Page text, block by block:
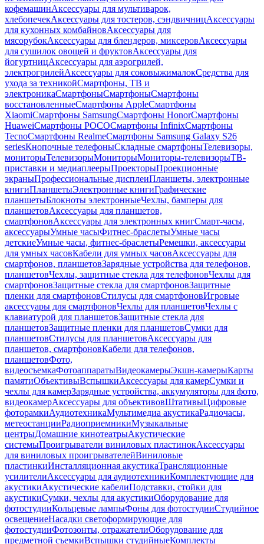
кофемашинАксессуары для мультиварок,
хлебопечекАксессуары для тостеров, сэндвичницАксессуары
для кухонных комбайновАксессуары для
мясорубокАксессуары для блендеров, миксеровАксессуары
для сушилок овощей и фруктовАксессуары для
йогуртницАксессуары для аэрогрилей,
электрогрилейАксессуары для соковыжималокСредства для
ухода за техникойСмартфоны, ТВ и
электроникаСмартфоныСмартфоныСмартфоны
восстановленныеСмартфоны AppleСмартфоны
XiaomiСмартфоны SamsungСмартфоны HonorСмартфоны
HuaweiСмартфоны POCOСмартфоны InfinixСмартфоны
TecnoСмартфоны RealmeСмартфоны Samsung Galaxy S26
seriesКнопочные телефоныСкладные смартфоныТелевизоры,
мониторыТелевизорыМониторыМониторы-телевизорыТВ-
приставки и медиаплеерыПроекторыПроекционные
экраныПрофессиональные дисплеиПланшеты, электронные
книгиПланшетыЭлектронные книгиГрафические
планшетыБлокноты электронныеЧехлы, бамперы для
планшетовАксессуары для планшетов,
смартфоновАксессуары для электронных книгСмарт-часы,
аксессуарыУмные часыФитнес-браслетыУмные часы
детскиеУмные часы, фитнес-браслетыРемешки, аксессуары
для умных часовКабели для умных часовАксессуары для
смартфонов, планшетовЗарядные устройства для телефонов,
планшетовЧехлы, защитные стекла для телефоновЧехлы для
смартфоновЗащитные стекла для смартфоновЗащитные
пленки для смартфоновСтилусы для смартфоновИгровые
аксессуары для смартфоновЧехлы для планшетовЧехлы с
клавиатурой для планшетовЗащитные стекла для
планшетовЗащитные пленки для планшетовСумки для
планшетовСтилусы для планшетовАксессуары для
планшетов, смартфоновКабели для телефонов,
планшетовФото,
видеосъемкаФотоаппаратыВидеокамерыЭкшн-камерыКарты
памятиОбъективыВспышкиАксессуары для камерСумки и
чехлы для камерЗарядные устройства, аккумуляторы для фото,
видеокамерАксессуары для объективовШтативыЦифровые
фоторамкиАудиотехникаМультимедиа акустикаРадиочасы,
метеостанцииРадиоприемникиМузыкальные
центрыДомашние кинотеатрыАкустические
системыПроигрыватели виниловых пластинокАксессуары
для виниловых проигрывателейВиниловые
пластинкиИнсталляционная акустикаТрансляционные
усилителиАксессуары для аудиотехникиКомплектующие для
акустикиАкустические кабелиПодставки, стойки для
акустикиСумки, чехлы для акустикиОборудование для
фотостудииКольцевые лампыФоны для фотостудииСтудийное
освещениеНасадки светоформирующие для
фотостудииФотозонты, отражателиОборудование для
предметной съемкиВспышки студийныеКомплекты